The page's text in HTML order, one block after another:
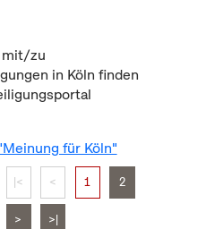
mit/zu
in Köln finden
für Köln"
|< < 1 2
> >|